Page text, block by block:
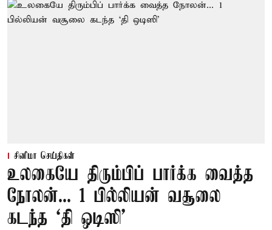
சினிமா செய்திகள்
உலகையே திரும்பிப் பார்க்க வைத்த
நோலன்... 1 பில்லியன் வசூலை
கடந்த ‘தி ஒடிஸி’